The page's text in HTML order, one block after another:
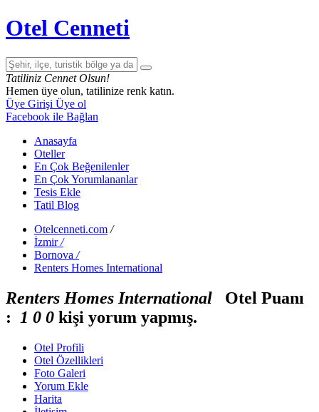
Otel Cenneti
Tatiliniz Cennet Olsun!
Hemen üye olun, tatilinize renk katın.
Üye Girişi Üye ol
Facebook ile Bağlan
Anasayfa
Oteller
En Çok Beğenilenler
En Çok Yorumlananlar
Tesis Ekle
Tatil Blog
Otelcenneti.com /
İzmir /
Bornova /
Renters Homes International
Renters Homes International
Otel Puanı
: 1 0 0 kişi yorum yapmış.
Otel Profili
Otel Özellikleri
Foto Galeri
Yorum Ekle
Harita